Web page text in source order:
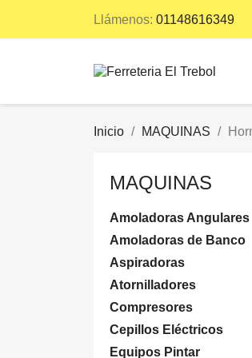
Llámenos: 01148616349
Inicio MAQUINAS
MAQUINAS
Amoladoras Angulares
Amoladoras de Banco
Aspiradoras
Atornilladores
Compresores
Cepillos Eléctricos
Equipos Pintar